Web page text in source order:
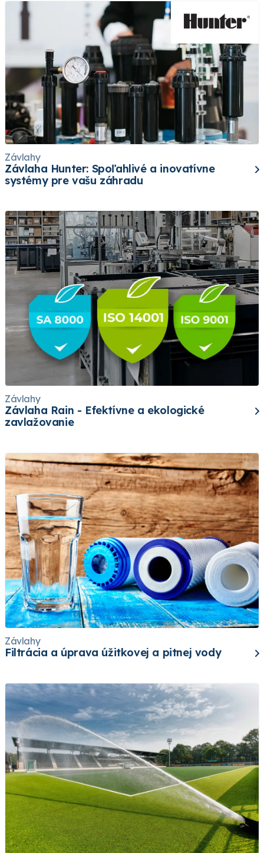
Závlahy
Závlaha Hunter: Spoľahlivé a inovatívne
systémy pre vašu záhradu
Závlahy
Závlaha Rain - Efektívne a ekologické
zavlažovanie
Závlahy
Filtrácia a úprava úžitkovej a pitnej vody